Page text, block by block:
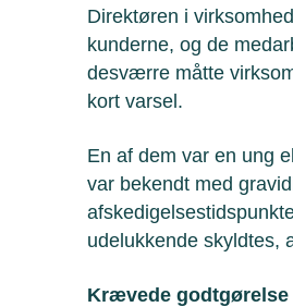
Direktøren i
kunderne, og de
desværre måtte
kort varsel.
En af dem var en ung
var bekendt med
udelukkende skyldtes,
Krævede godtgørelse